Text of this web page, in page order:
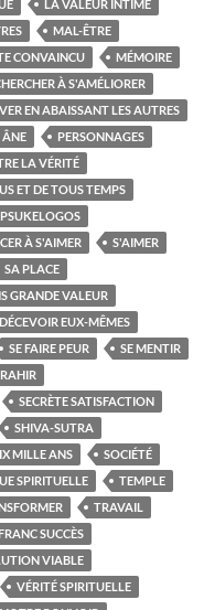
LA VALEUR INTIME
MAL-ÊTRE
CONVAINCU
MÉMOIRE
À S'AMÉLIORER
EN ABAISSANT LES AUTRES
ÂNE
PERSONNAGES
LA VÉRITÉ
ET DE TOUS TEMPS
PSUKELOGOS
À S'AIMER
S'AIMER
SA PLACE
GRANDE VALEUR
EUX-MÊMES
SE FAIRE PEUR
SE MENTIR
SECRÈTE SATISFACTION
SHIVA-SUTRA
MILLE ANS
SOCIÉTÉ
SPIRITUELLE
TEMPLE
TRAVAIL
SUCCÈS
VIABLE
VÉRITÉ SPIRITUELLE